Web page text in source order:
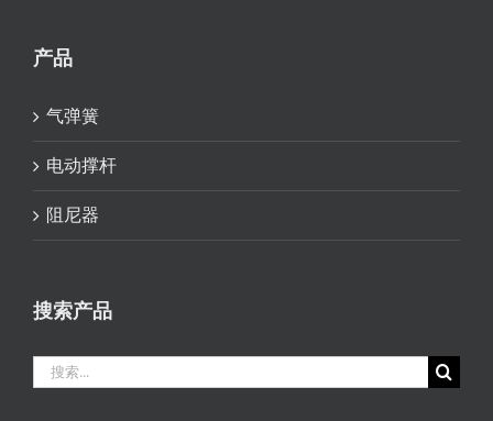
产品
气弹簧
电动撑杆
阻尼器
搜索产品
索：